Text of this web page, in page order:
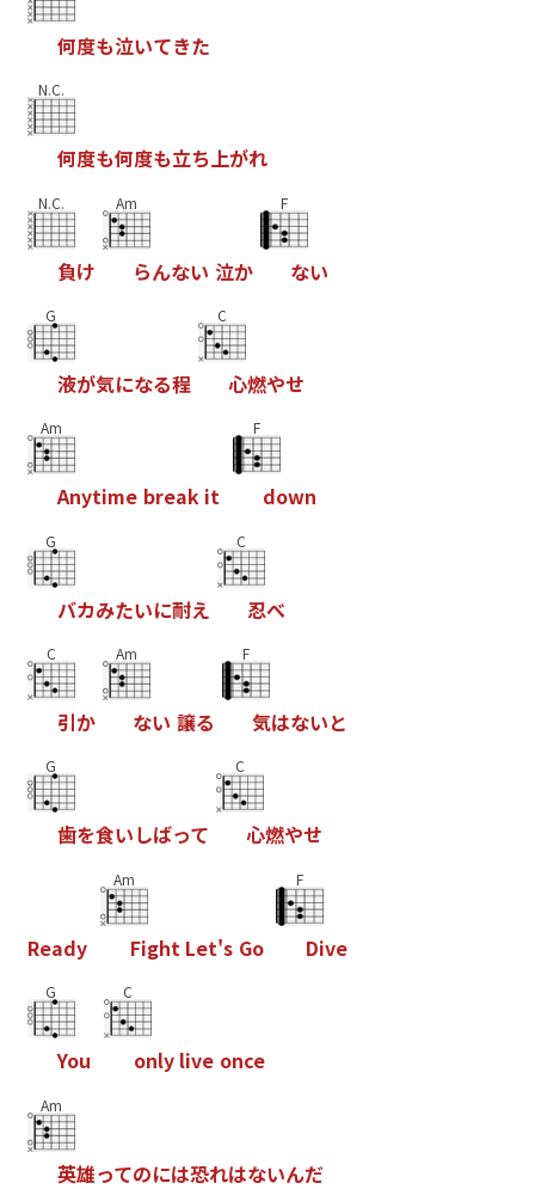
何度も泣いてきた
N.C.
何度も何度も立ち上がれ
N.C.
負け
Am
らんない 泣か
F
ない
G
液が気になる程
C
心燃やせ
Am
Anytime break it
F
down
G
バカみたいに耐え
C
忍べ
C
引か
Am
ない 譲る
F
気はないと
G
歯を食いしばって
C
心燃やせ
Ready
Am
Fight Let's Go
F
Dive
G
You
C
only live once
Am
英雄ってのには恐れはないんだ